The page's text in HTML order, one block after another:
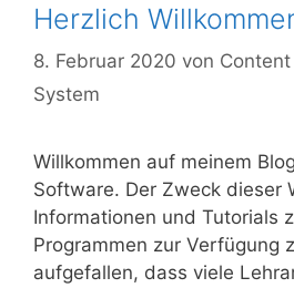
Herzlich
8. Februar 2020 von
System
Will­kom­men auf mei­nem
Soft­ware. Der Zweck die­ser
Infor­ma­tio­nen und Tuto­ri­als
Pro­gram­men zur Ver­fü­gung
auf­ge­fal­len, dass vie­le